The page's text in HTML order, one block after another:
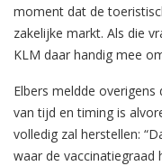
moment dat de
zakelijke markt. Als die
KLM daar handig mee
Elbers meldde
van tijd en timing is
volledig zal herstellen:
waar de vaccinatiegraad